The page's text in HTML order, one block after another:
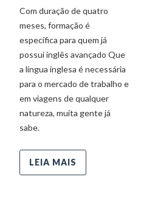
Com duração de quatro
meses, formação é
específica para quem já
possui inglês avançado Que
a língua inglesa é necessária
para o mercado de trabalho e
em viagens de qualquer
natureza, muita gente já
sabe.
LEIA MAIS